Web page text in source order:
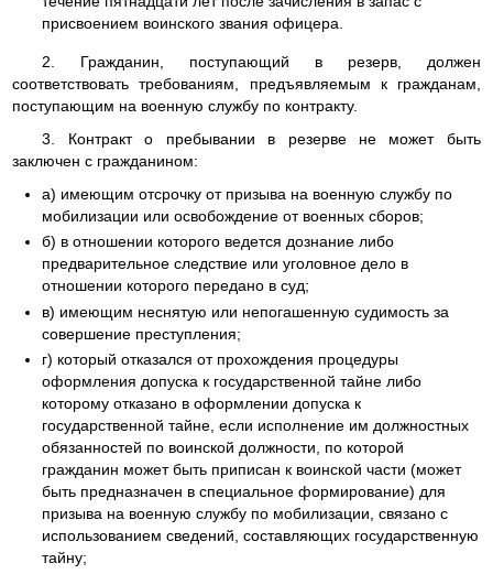
присвоением воинского звания офицера.
2. Гражданин, поступающий в резерв, должен
соответствовать требованиям, предъявляемым к гражданам,
поступающим на военную службу по контракту.
3. Контракт о пребывании в резерве не может быть
заключен с гражданином:
а) имеющим отсрочку от призыва на военную службу по
мобилизации или освобождение от военных сборов;
б) в отношении которого ведется дознание либо
предварительное следствие или уголовное дело в
отношении которого передано в суд;
в) имеющим неснятую или непогашенную судимость за
совершение преступления;
г) который отказался от прохождения процедуры
оформления допуска к государственной тайне либо
которому отказано в оформлении допуска к
государственной тайне, если исполнение им должностных
обязанностей по воинской должности, по которой
гражданин может быть приписан к воинской части (может
быть предназначен в специальное формирование) для
призыва на военную службу по мобилизации, связано с
использованием сведений, составляющих государственную
тайну;